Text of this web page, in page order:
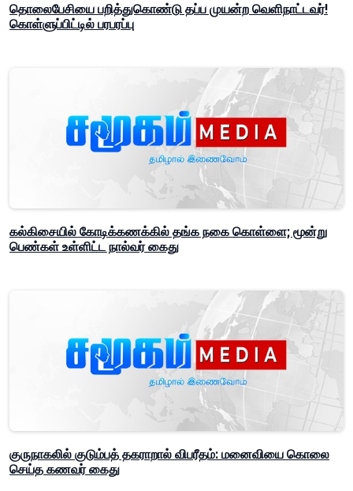
தொலைபேசியை பறித்துகொண்டு தப்ப முயன்ற வெளிநாட்டவர்!
கொள்ளுப்பிட்டில் பரபரப்பு
கல்கிசையில் கோடிக்கணக்கில் தங்க நகை கொள்ளை; மூன்று
பெண்கள் உள்ளிட்ட நால்வர் கைது
குருநாகலில் குடும்பத் தகராறால் விபரீதம்: மனைவியை கொலை
செய்த கணவர் கைது